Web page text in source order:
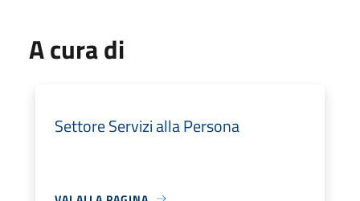
A cura di
Settore Servizi alla Persona